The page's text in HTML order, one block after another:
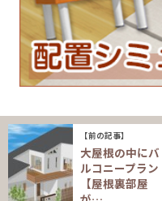
【前の記事】
大屋根の中にバ
ルコニープラン
【屋根裏部屋